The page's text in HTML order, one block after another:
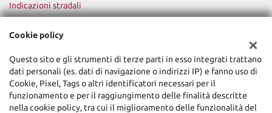
Indicazioni stradali
Dini Motors Srl
Via Nazionale Sud, 5, Sant'Angelo in Vado (PU)
C.F/P.IVA: 02318740418
Registro delle imprese: PU
Cookie policy
Questo sito e gli strumenti di terze parti in esso integrati trattano
dati personali (es. dati di navigazione o indirizzi IP) e fanno uso di
Cookie, Pixel, Tags o altri identificatori necessari per il
funzionamento e per il raggiungimento delle finalità descritte
nella cookie policy, tra cui il miglioramento delle funzionalità del